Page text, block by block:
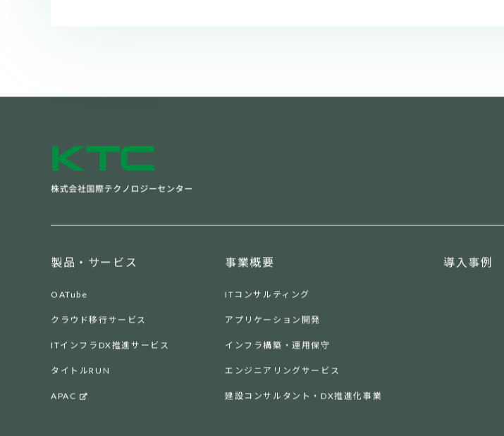
製品・サービス
OATube
クラウド移行サービス
ITインフラDX推進サービス
タイトルRUN
APAC
事業概要
ITコンサルティング
アプリケーション開発
インフラ構築・運用保守
エンジニアリングサービス
建設コンサルタント・DX推進化事業
導入事例